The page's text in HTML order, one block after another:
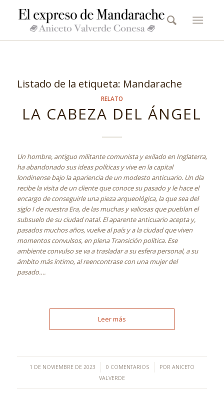
Listado de la etiqueta: Mandarache
RELATO
LA CABEZA DEL ÁNGEL
Un hombre, antiguo militante comunista y exilado en Inglaterra,
ha abandonado sus ideas políticas y vive en la capital
londinense bajo la apariencia de un modesto anticuario. Un día
recibe la visita de un cliente que conoce su pasado y le hace el
encargo de conseguirle una pieza arqueológica, la que sea del
siglo I de nuestra Era, de las muchas y valiosas que pueblan el
subsuelo de su ciudad natal. El aparente anticuario acepta y,
pasados muchos años, vuelve al país y a la ciudad que viven
momentos convulsos, en plena Transición política. Ese
ambiente convulso se va a trasladar a su esfera personal, a su
ámbito más íntimo, al reencontrase con una mujer del
pasado….
Leer más
1 DE NOVIEMBRE DE 2023
/ 0 COMENTARIOS
/ POR ANICETO
VALVERDE